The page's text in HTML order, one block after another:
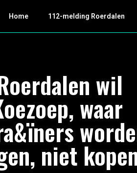
Home 112-melding Roerdalen
wil
waar
niet